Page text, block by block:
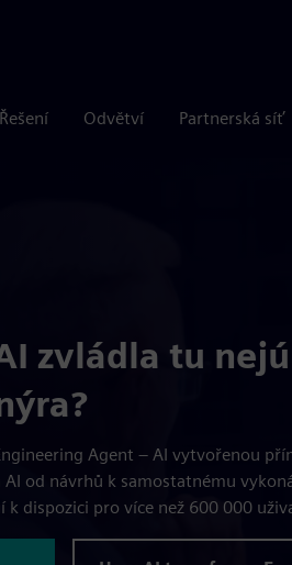
Řešení Odvětví Partnerská síť
zvládla tu
Agent – AI vytvořenou
od návrhů k samostatnému
k dispozici pro více než 600 000